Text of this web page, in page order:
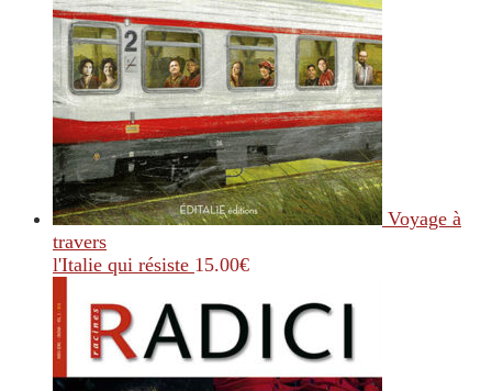
Voyage à
travers
l'Italie qui résiste 15.00€